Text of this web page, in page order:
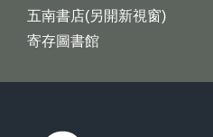
五南書店(另開新視窗)
寄存圖書館